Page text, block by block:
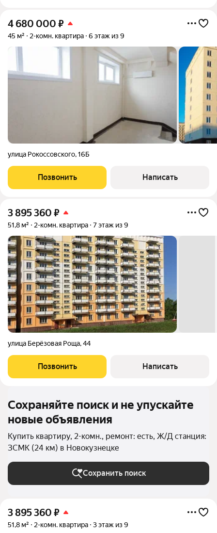
4 680 000 ₽
45 м² 2-комн. квартира 6 этаж из 9
улица Рокоссовского,16Б
Позвонить Написать
3 895 360 ₽
51,8 м² 2-комн. квартира 7 этаж из 9
улица Берёзовая Роща,44
Позвонить Написать
Сохраняйте поиск и не упускайте
новые объявления
Купить квартиру, 2-комн., ремонт: есть, Ж/Д станция:
ЗСМК (24 км) в Новокузнецке
Сохранить поиск
3 895 360 ₽
51,8 м² 2-комн. квартира 3 этаж из 9